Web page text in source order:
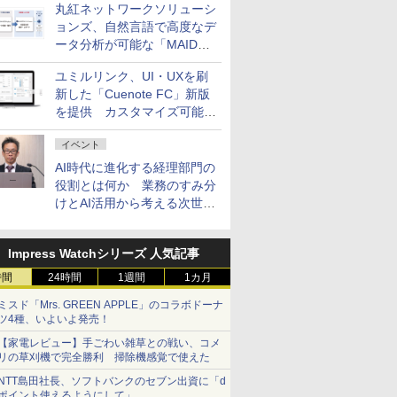
丸紅ネットワークソリューシ
ョンズ、自然言語で高度なデ
ータ分析が可能な「MAIDOA
AI ASSIST」を9月より提供
ユミルリンク、UI・UXを刷
新した「Cuenote FC」新版
を提供 カスタマイズ可能な
ダッシュボード画面を搭載
イベント
AI時代に進化する経理部門の
役割とは何か 業務のすみ分
けとAI活用から考える次世代
Impress Watchシリーズ 人気記事
24時間 1週間 1カ月
スド「Mrs. GREEN APPLE」のコラボドーナ
4種、いよいよ発売！
家電レビュー】手ごわい雑草との戦い、コメ
の草刈機で完全勝利 掃除機感覚で使えた
島田社長、ソフトバンクのセブン出資に「d